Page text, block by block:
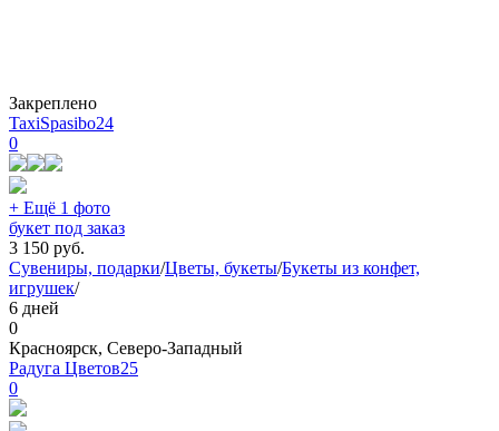
Закреплено
TaxiSpasibo24
0
+ Ещё 1 фото
букет под заказ
3 150 руб.
Сувениры, подарки/Цветы, букеты/Букеты из конфет,
игрушек/
6 дней
0
Красноярск, Северо-Западный
Радуга Цветов25
0